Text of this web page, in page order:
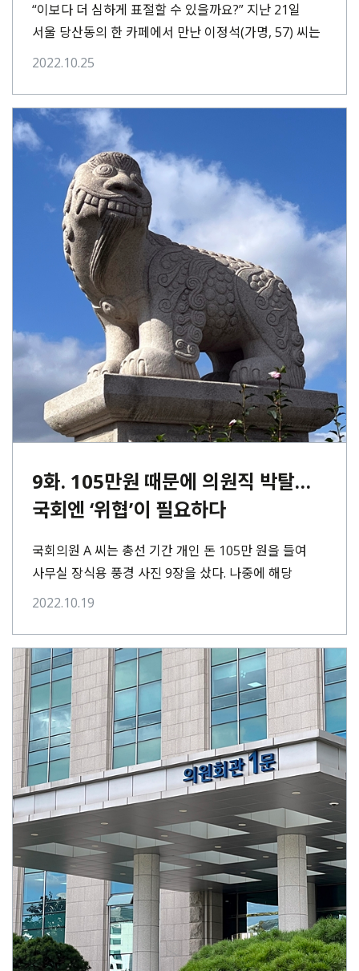
“이보다 더 심하게 표절할 수 있을까요?” 지난 21일
서울 당산동의 한 카페에서 만난 이정석(가명, 57) 씨는
손에 쥔 하얀 종이⋯
2022.10.25
9화. 105만원 때문에 의원직 박탈…
국회엔 ‘위협’이 필요하다
국회의원 A 씨는 총선 기간 개인 돈 105만 원을 들여
사무실 장식용 풍경 사진 9장을 샀다. 나중에 해당
경비를 청구하려고⋯
2022.10.19